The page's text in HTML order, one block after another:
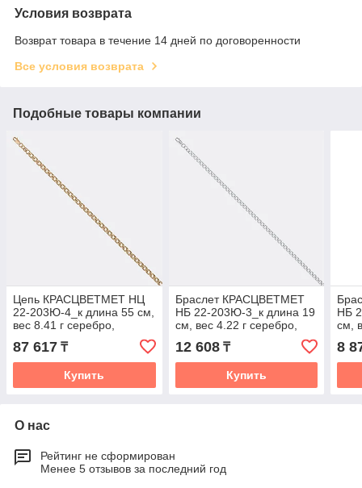
Условия возврата
Возврат товара в течение 14 дней по договоренности
Все условия возврата
Подобные товары компании
Цепь КРАСЦВЕТМЕТ НЦ
22-203Ю-4_к длина 55 см,
вес 8.41 г серебро,
плетение тройной ромб
87 617 ₸
Купить
Браслет КРАСЦВЕТМЕТ
НБ 22-203Ю-3_к длина 19
см, вес 4.22 г серебро,
плетение тройной ромб
12 608₸
Купить
НБ
см,
8
О нас
Рейтинг не сформирован
Менее 5 отзывов за последний год